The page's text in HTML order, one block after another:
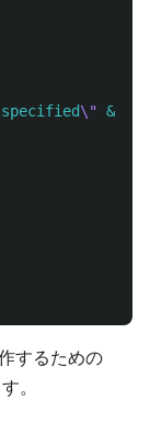
\" &&
するための
。